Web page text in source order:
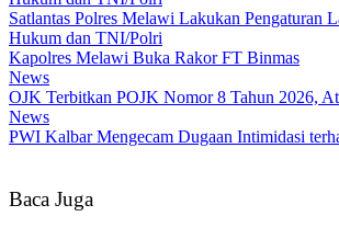
Satlantas Polres Melawi Lakukan Pengaturan
Hukum dan TNI/Polri
Kapolres Melawi Buka Rakor FT Binmas
News
OJK Terbitkan POJK Nomor 8 Tahun 2026,
News
PWI Kalbar Mengecam Dugaan Intimidasi
Baca Juga